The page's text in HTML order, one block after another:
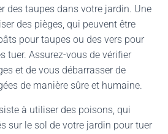
des taupes dans votre jardin. Une
des pièges, qui peuvent être
pour taupes ou des vers pour
tuer. Assurez-vous de vérifier
et de vous débarrasser de
de manière sûre et humaine.
à utiliser des poisons, qui
sur le sol de votre jardin pour tuer